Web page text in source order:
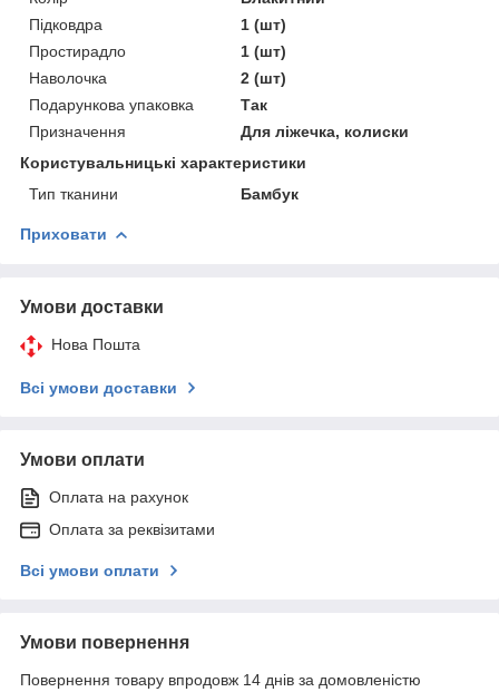
Підковдра
1 (шт)
Простирадло
1 (шт)
Наволочка
2 (шт)
Подарункова упаковка
Так
Призначення
Для ліжечка, колиски
Користувальницькі характеристики
Тип тканини
Бамбук
Приховати
Умови доставки
Нова Пошта
Всі умови доставки
Умови оплати
Оплата на рахунок
Оплата за реквізитами
Всі умови оплати
Умови повернення
Повернення товару впродовж 14 днів за домовленістю